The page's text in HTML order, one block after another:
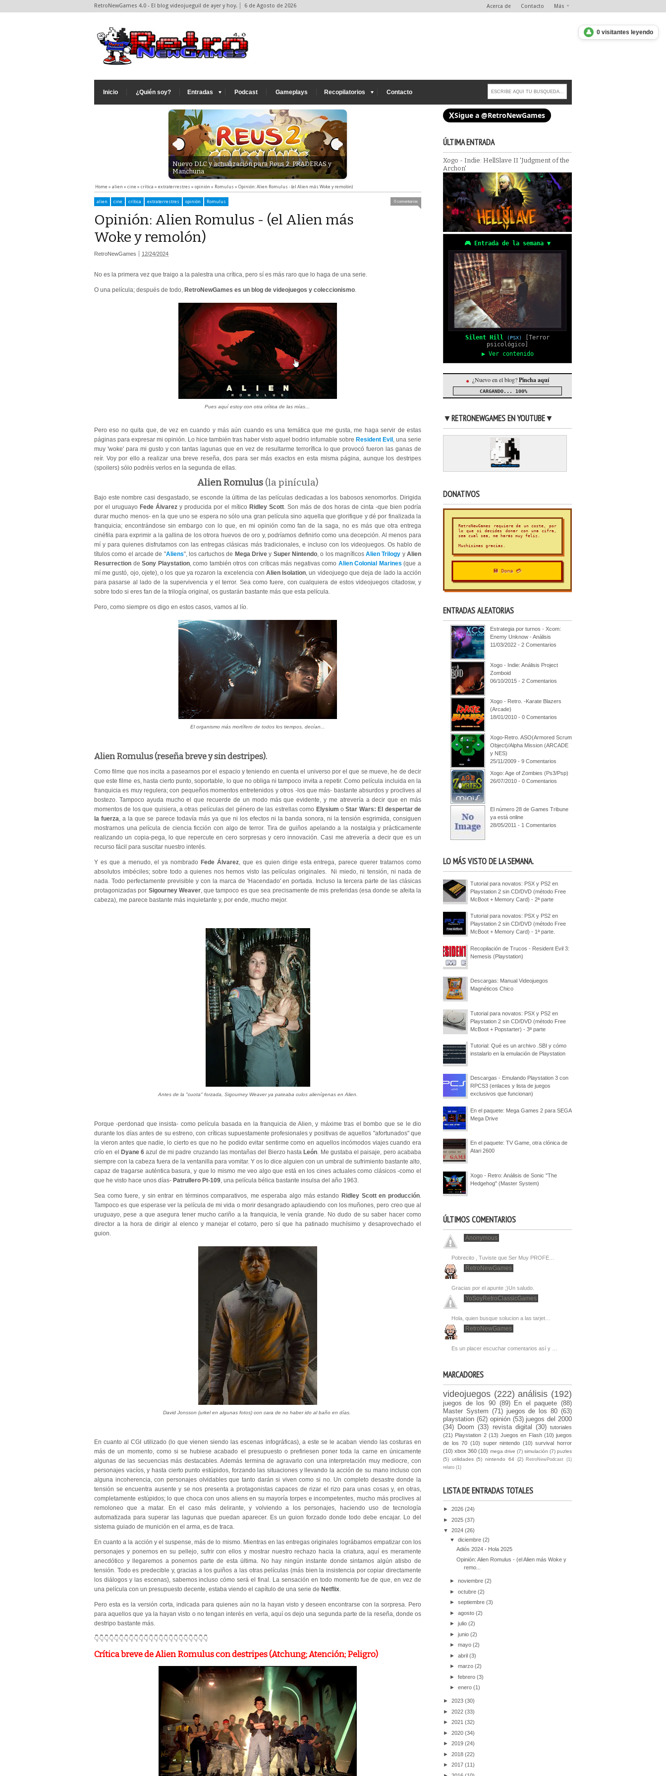
RetroNewGames 4.0 - El blog videojueguil de ayer y hoy. 6 de Agosto de 2026 Acerca de Contacto Más
Inicio ¿Quién soy? Entradas Podcast Gameplays Recopilatorios Contacto
Nuevo DLC y actualización para Reus 2: PRADERAS y
Manchuria
Análisis - Mandragora: Whispers of the Witch Tree - Rol
oscuro de estilo Souls/Metroid
Xogo - Indie: Denshattack
Home » alien » cine » crítica » extraterrestres » opinión » Romulus » Opinión: Alien Romulus - (el Alien más Woke y remolón)
alien cine crítica extraterrestres opinión Romulus 0 comentarios
Opinión: Alien Romulus - (el Alien más
Woke y remolón)
12/24/2024
RetroNewGames
No es la primera vez que traigo a la palestra una crítica, pero sí es más raro que lo haga de una serie.
O una película; después de todo, RetroNewGames es un blog de videojuegos y coleccionismo
Pues aquí estoy con otra crítica de las mías...
Pero eso no quita que, de vez en cuando y más aún cuando es una temática que me gusta, me haga servir de estas
páginas para expresar mi opinión. Lo hice también tras haber visto aquel bodrio infumable sobre Resident Evil , una serie
muy 'woke' para mi gusto y con tantas lagunas que en vez de resultarme terrorífica lo que provocó fueron las ganas de
reír. Voy por ello a realizar una breve reseña, dos para ser más exactos en esta misma página, aunque los destripes
(spoilers) sólo podréis verlos en la segunda de ellas.
Alien Romulus (la pinícula)
Bajo este nombre casi desgastado, se esconde la última de las películas dedicadas a los babosos xenomorfos. Dirigida
por el uruguayo Fede Álvarez y producida por el mítico Ridley Scott . Son más de dos horas de cinta -que bien podría
durar mucho menos- en la que uno se espera no sólo una gran película sino aquella que glorifique y dé por finalizada la
franquicia; encontrándose sin embargo con lo que, en mi opinión como fan de la saga, no es más que otra entrega
cinéfila para exprimir a la gallina de los otrora huevos de oro y, podríamos definirlo como una decepción. Al menos para
mí y para quienes disfrutamos con las entregas clásicas más tradicionales, e incluso con los videojuegos. Os hablo de
títulos como el arcade de "Aliens", los cartuchos de Mega Drive y Super Nintendo, o los magníficosAlien Trilogy yAlien
Resurrection deSony Playstation, como también otros con críticas más negativas como Alien Colonial Marines (que a
mí me gustó, ojo, ojete), o los que ya rozaron la excelencia con Alien Isolation , un videojuego que deja de lado la acción
para pasarse al lado de la supervivencia y el terror. Sea como fuere, con cualquiera de estos videojuegos citadosw, y
sobre todo si eres fan de la trilogía original, os gustarán bastante más que esta película.
Pero, como siempre os digo en estos casos, vamos al lío.
El organismo más mortífero de todos los tiempos, decían...
Alien Romulus (reseña breve y sin destripes).
Como filme que nos incita a pasearnos por el espacio y teniendo en cuenta el universo por el que se mueve, he de decir
que este filme es, hasta cierto punto, soportable, lo que no obliga ni tampoco invita a repetir. Como película incluida en la
franquicia es muy regulera; con pequeños momentos entretenidos y otros -los que más- bastante absurdos y proclives al
bostezo. Tampoco ayuda mucho el que recuerde de un modo más que evidente, y me atrevería a decir que en más
momentos de los que quisiera, a otras películas del género de las estrellas como ElysiumoStar Wars: El despertar de
la fuerza , a la que se parece todavía más ya que ni los efectos ni la banda sonora, ni la tensión esgrimida, consiguen
mostrarnos una película de ciencia ficción con algo de terror. Tira de guiños apelando a la nostalgia y prácticamente
realizando un copia-pega, lo que repercute en cero sorpresas y cero innovación. Casi me atrevería a decir que es un
recurso fácil para suscitar nuestro interés.
Y es que a menudo, el ya nombradoFede Álvarez , que es quien dirige esta entrega, parece querer tratarnos como
absolutos imbéciles; sobre todo a quienes nos hemos visto las películas originales. Ni miedo, ni tensión, ni nada de
nada. Todo perfectamente previsible y con la marca de 'Hacendado' en portada. Incluso la tercera parte de las clásicas
protagonizadas por Sigourney Weaver, que tampoco es que sea precisamente de mis preferidas (esa donde se afeita la
cabeza), me parece bastante más inquietante y, por ende, mucho mejor.
Antes de la "cuota" forzada, Sigourney Weaver ya pateaba culos alienígenas en Alien.
Porque -perdonad que insista- como película basada en la franquicia de Alien, y máxime tras el bombo que se le dio
durante los días antes de su estreno, con críticas supuestamente profesionales y positivas de aquellos "afortunados" que
la vieron antes que nadie, lo cierto es que no he podido evitar sentirme como en aquellos incómodos viajes cuando era
crío en el Dyane 6azul de mi padre cruzando las montañas del Bierzo hastaLeón . Me gustaba el paisaje, pero acababa
siempre con la cabeza fuera de la ventanilla para vomitar. Y os lo dice alguien con un umbral de sufrimiento bastante alto,
capaz de tragarse auténtica basura, y que lo mismo me veo algo que está en los cines actuales como clásicos -como el
que he visto hace unos días- Patrullero Pt-109 , una película bélica bastante insulsa del año 1963.
Sea como fuere, y sin entrar en términos comparativos, me esperaba algo más estandoRidley Scott en producción
Tampoco es que esperase ver la película de mi vida o morir desangrado aplaudiendo con los muñones, pero creo que al
uruguayo, pese a que asegura tener mucho cariño a la franquicia, le venía grande. No dudo de su saber hacer como
director a la hora de dirigir al elenco y manejar el cotarro, pero sí que ha patinado muchísimo y desaprovechado el
guion.
David Jonsson (urkel en algunas fotos) con cara de no haber ido al baño en días.
En cuanto al CGI utilizado (lo que vienen siendo las escenas infográficas), a este se le acaban viendo las costuras en
más de un momento, como si se hubiese acabado el presupuesto o prefiriesen poner toda la carne en únicamente
algunas de las secuencias más destacables. Además termina de agravarlo con una interpretación muy mediocre, con
personajes vacíos, y hasta cierto punto estúpidos, forzando las situaciones y llevando la acción de su mano incluso con
alguna incoherencia, con personajes olvidables que tanto darán si viven como si no. Un completo desastre donde la
tensión se encuentra ausente y se nos presenta a protagonistas capaces de rizar el rizo para unas cosas y, en otras,
completamente estúpidos; lo que choca con unos aliens en su mayoría torpes e incompetentes, mucho más proclives al
remoloneo que a matar. En el caso más delirante, y volviendo a los personajes, haciendo uso de tecnología
automatizada para superar las lagunas que puedan aparecer. Es un guion forzado donde todo debe encajar. Lo del
sistema guiado de munición en el arma, es de traca.
En cuanto a la acción y el suspense, más de lo mismo. Mientras en las entregas originales lográbamos empatizar con los
personajes y ponernos en su pellejo, sufrir con ellos y mostrar nuestro rechazo hacia la criatura, aquí es meramente
anecdótico y llegaremos a ponernos parte de esta última. No hay ningún instante donde sintamos algún atisbo de
tensión. Todo es predecible y, gracias a los guiños a las otras películas (más bien la insistencia por copiar directamente
los diálogos y las escenas), sabemos incluso cómo será el final. La sensación en todo momento fue de que, en vez de
una película con un presupuesto decente, estaba viendo el capítulo de una serie de Netflix
Pero esta es la versión corta, indicada para quienes aún no la hayan visto y deseen encontrarse con la sorpresa. Pero
para aquellos que ya la hayan visto o no tengan interés en verla, aquí os dejo una segunda parte de la reseña, donde os
destripo bastante más.
👇👇👇👇👇👇👇👇👇👇👇👇👇👇👇👇👇👇👇👇👇👇👇
Crítica breve de Alien Romulus con destripes (Atchung; Atención; Peligro)
XSigue a @RetroNewGames
👤 0 visitantes leyendo
ÚLTIMA ENTRADA
Xogo - Indie: HellSlave II 'Judgment of the
Archon'
🎮 Entrada de la semana ▼
Silent Hill (PSX)
[Terror
psicológico]
▶ Ver contenido
● ¿Nuevo en el blog?Pincha aquí
CARGANDO... 100%
▼RETRONEWGAMES EN YOUTUBE▼
DONATIVOS
RetroNewGames requiere de un coste, por
lo que si decides donar con una cifra,
sea cual sea, me harás muy feliz.
Muchísimas gracias.
💾 Dona 💳
ENTRADAS ALEATORIAS
Estrategia por turnos - Xcom:
Enemy Unknow - Análisis
11/03/2022 - 2 Comentarios
Xogo - Indie: Análisis Project
Zomboid
06/10/2015 - 2 Comentarios
Xogo - Retro. -Karate Blazers
(Arcade)
18/01/2010 - 0 Comentarios
Xogo-Retro. ASO(Armored Scrum
Object)/Alpha Mission (ARCADE
y NES)
25/11/2009 - 9 Comentarios
Xogo: Age of Zombies (Ps3/Psp)
26/07/2010 - 0 Comentarios
El número 28 de Games Tribune
ya está online
28/05/2011 - 1 Comentarios
LO MÁS VISTO DE LA SEMANA.
Tutorial para novatos: PSX y PS2 en
Playstation 2 sin CD/DVD (método Free
McBoot + Memory Card) - 2ª parte
Tutorial para novatos: PSX y PS2 en
Playstation 2 sin CD/DVD (método Free
McBoot + Memory Card) - 1ª parte.
Recopilación de Trucos - Resident Evil 3:
Nemesis (Playstation)
Descargas: Manual Videojuegos
Magnéticos Chico
Tutorial para novatos: PSX y PS2 en
Playstation 2 sin CD/DVD (método Free
McBoot + Popstarter) - 3ª parte
Tutorial: Qué es un archivo .SBI y cómo
instalarlo en la emulación de Playstation
Descargas - Emulando Playstation 3 con
RPCS3 (enlaces y lista de juegos
exclusivos que funcionan)
En el paquete: Mega Games 2 para SEGA
Mega Drive
En el paquete: TV Game, otra clónica de
Atari 2600
Xogo - Retro: Análisis de Sonic "The
Hedgehog" (Master System)
ÚLTIMOS COMENTARIOS
Anonymous
Pobrecito , Tuviste que Ser Muy PROFE…
RetroNewGames
Gracias por el apunte ;)Un saludo.
YoSoyRetroClassicGames
Hola, quien busque solucion a las tarjet…
RetroNewGames
Es un placer escuchar comentarios así y …
MARCADORES
videojuegos (222) análisis (192)
juegos de los 90 (89) En el paquete (88)
Master System (71) juegos de los 80 (63)
playstation (62) opinión (53) juegos del 2000
(34) Doom (33) revista digital (30) tutoriales
(21) Playstation 2 (13) Juegos en Flash (10) juegos
de los 70 (10) super nintendo (10) survival horror
(10) xbox 360 (10) mega drive (7) simulación (7) puzles
(5) utilidades (5) nintendo 64 (2) RetroNewPodcast
(1)
relato (1)
LISTA DE ENTRADAS TOTALES
► 2026 (24)
► 2025 (37)
▼ 2024 (26)
▼diciembre(2)
Adiós 2024 - Hola 2025
Opinión: Alien Romulus - (el Alien más Woke y
remo...
►noviembre(2)
►octubre(2)
►septiembre(3)
►agosto(2)
►julio(2)
►junio(2)
►mayo(2)
►abril(3)
►marzo(2)
►febrero(3)
►enero(1)
► 2023 (30)
► 2022 (33)
► 2021 (32)
► 2020 (34)
► 2019 (24)
► 2018 (22)
► 2017 (11)